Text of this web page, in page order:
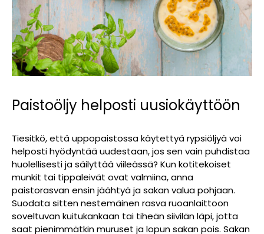
Paistoöljy helposti uusiokäyttöön
Tiesitkö, että uppopaistossa käytettyä rypsiöljyä voi
helposti hyödyntää uudestaan, jos sen vain puhdistaa
huolellisesti ja säilyttää viileässä? Kun kotitekoiset
munkit tai tippaleivät ovat valmiina, anna
paistorasvan ensin jäähtyä ja sakan valua pohjaan.
Suodata sitten nestemäinen rasva ruoanlaittoon
soveltuvan kuitukankaan tai tiheän siivilän läpi, jotta
saat pienimmätkin muruset ja lopun sakan pois. Sakan